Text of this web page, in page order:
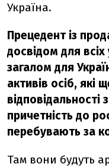
Україна.
Прецедент із
досвідом для всіх
загалом для
активів осіб, які
причетність до
перебувають за
Там вони будуть